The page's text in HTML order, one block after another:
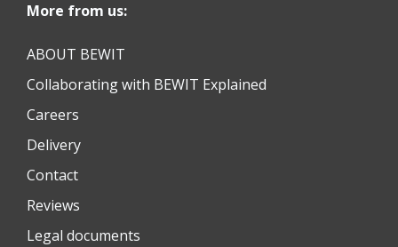
More from us:
ABOUT BEWIT
Collaborating with BEWIT Explained
Careers
Delivery
Contact
Reviews
Legal documents